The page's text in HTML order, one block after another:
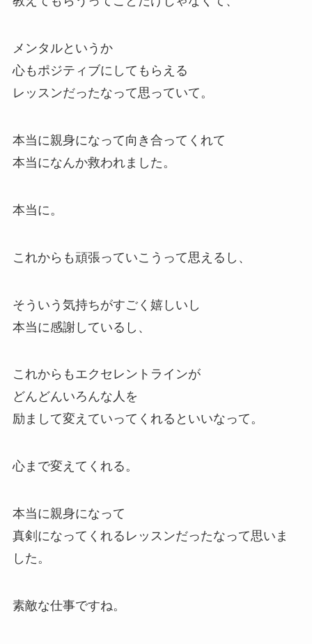
メンタルというか
心もポジティブにしてもらえる
レッスンだったなって思っていて。
本当に親身になって向き合ってくれて
本当になんか救われました。
本当に。
これからも頑張っていこうって思えるし、
そういう気持ちがすごく嬉しいし
本当に感謝しているし、
これからもエクセレントラインが
どんどんいろんな人を
励まして変えていってくれるといいなって。
心まで変えてくれる。
本当に親身になって
真剣になってくれるレッスンだったなって思いま
した。
素敵な仕事ですね。